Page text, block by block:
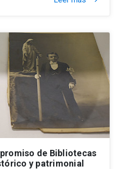
de Bibliotecas
y patrimonial